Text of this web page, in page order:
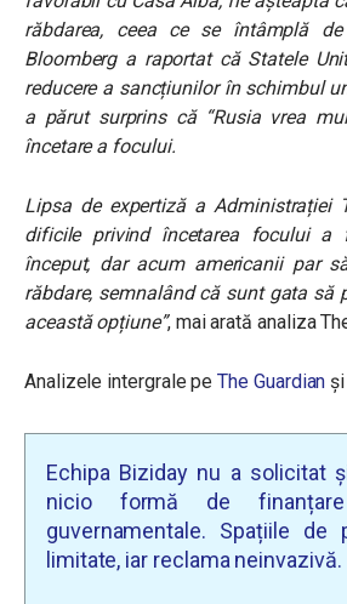
răbdarea, ceea ce se întâmplă
Bloomberg a raportat că Statele
reducere a sancțiunilor în schimbul
a părut surprins că “Rusia vrea
încetare a focului.
Lipsa de expertiză a Administrației
dificile privind încetarea focului a
început, dar acum americanii par
răbdare, semnalând că sunt gata să
această opțiune”, mai arată analiza
Analizele intergrale peThe Guardian
Echipa Biziday nu a solicitat
nicio formă de
guvernamentale. Spațiile de
limitate, iar reclama neinvazivă.